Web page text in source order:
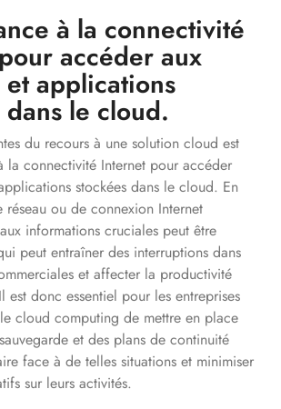
à la connectivité
accéder aux
applications
le cloud.
du recours à une solution cloud est
la connectivité Internet pour accéder
stockées dans le cloud. En
réseau ou de connexion Internet
informations cruciales peut être
peut entraîner des interruptions dans
et affecter la productivité
est donc essentiel pour les entreprises
cloud computing de mettre en place
et des plans de continuité
face à de telles situations et minimiser
sur leurs activités.